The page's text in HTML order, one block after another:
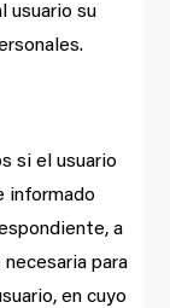
usuario su
si el usuario
informado
a
para
en cuyo